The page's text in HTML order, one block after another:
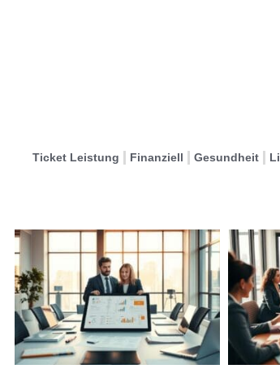
Ticket Leistung Finanziell Gesundheit